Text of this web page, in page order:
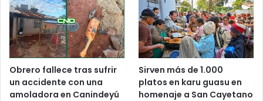
Obrero fallece tras sufrir
un accidente con una
amoladora en Canindeyú
Sirven más de 1.000
platos en karu guasu en
homenaje a San Cayetano